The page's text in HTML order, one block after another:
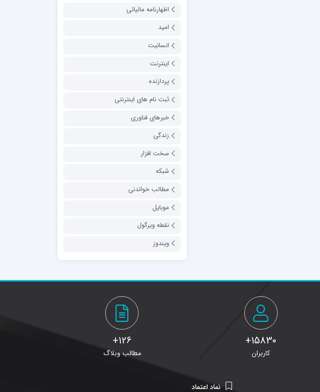
اظهارنامه مالیاتی
امید
انسانیت
اینترنت
پردازنده
ثبت نام های اینترنتی
خبرهای فناوری
زندگی
سخت افزار
شبکه
مطالب خواندنی
موبایل
نقطه ویرگول
ویندوز
15830+
کاربران
126+
مطالب وبلاگ
نماد اعتماد